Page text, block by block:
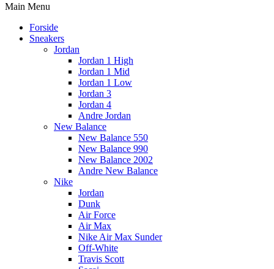
Main Menu
Forside
Sneakers
Jordan
Jordan 1 High
Jordan 1 Mid
Jordan 1 Low
Jordan 3
Jordan 4
Andre Jordan
New Balance
New Balance 550
New Balance 990
New Balance 2002
Andre New Balance
Nike
Jordan
Dunk
Air Force
Air Max
Nike Air Max Sunder
Off-White
Travis Scott